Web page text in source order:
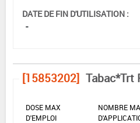
DATE DE FIN D'UTILISATION :
-
[15853202] Tabac*Trt
DOSE MAX
D'EMPLOI
NOMBRE